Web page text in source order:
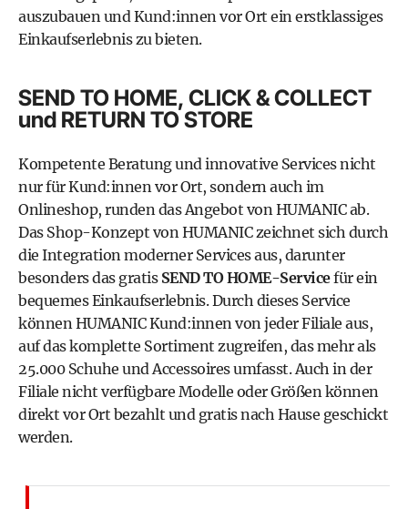
auszubauen und Kund:innen vor Ort ein erstklassiges
Einkaufserlebnis zu bieten.
SEND TO HOME, CLICK & COLLECT
und RETURN TO STORE
Kompetente Beratung und innovative Services nicht
nur für Kund:innen vor Ort, sondern auch im
Onlineshop, runden das Angebot von HUMANIC ab.
Das Shop-Konzept vonHUMANICzeichnet sich durch
die Integration moderner Services aus, darunter
besonders das gratis SEND TO HOME-Servicefür ein
bequemes Einkaufserlebnis. Durch dieses Service
könnenHUMANICKund:innen von jeder Filiale aus,
auf das komplette Sortiment zugreifen, das mehr als
25.000 Schuhe und Accessoires umfasst. Auch in der
Filiale nicht verfügbare Modelle oder Größen können
direkt vor Ort bezahlt und gratis nach Hause geschickt
werden.